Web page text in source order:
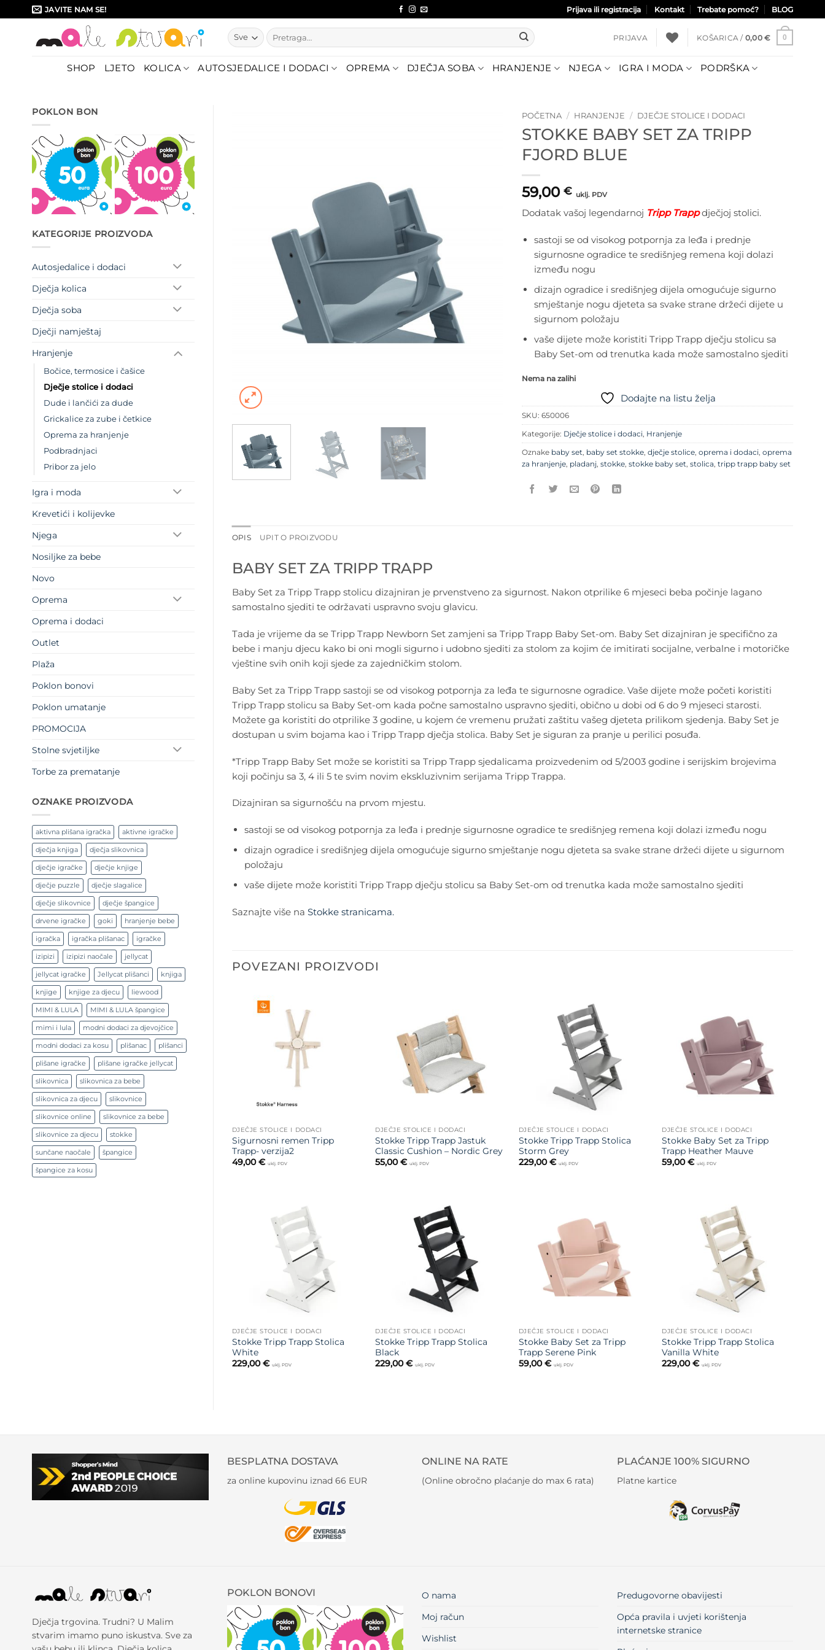
to
JAVITE NAM SE! Prijava ili registracija Kontakt Trebate pomoć? BLOG
Pretraži:
PRIJAVA KOŠARICA / 0,00 € 0
SHOP LJETO KOLICA AUTOSJEDALICE I DODACI OPREMA DJEČJA SOBA HRANJENJE NJEGA IGRA I MODA PODRŠKA
POKLON BON
KATEGORIJE PROIZVODA
Autosjedalice i dodaci
Dječja kolica
Dječja soba
Dječji namještaj
Hranjenje
Bočice, termosice i čašice
Dječje stolice i dodaci
Dude i lančići za dude
Grickalice za zube i četkice
Oprema za hranjenje
Podbradnjaci
Pribor za jelo
Igra i moda
Krevetići i kolijevke
Njega
Nosiljke za bebe
Novo
Oprema
Oprema i dodaci
Outlet
Plaža
Poklon bonovi
Poklon umatanje
PROMOCIJA
Stolne svjetiljke
Torbe za prematanje
OZNAKE PROIZVODA
aktivna plišana igračka aktivne igračke
dječja knjiga dječja slikovnica
dječje igračke dječje knjige
dječje puzzle dječje slagalice
dječje slikovnice dječje špangice
drvene igračke goki hranjenje bebe
igračka igračka plišanac igračke
izipizi izipizi naočale jellycat
jellycat igračke Jellycat plišanci knjiga
knjige knjige za djecu liewood
MIMI & LULA MIMI & LULA špangice
mimi i lula modni dodaci za djevojčice
modni dodaci za kosu plišanac plišanci
plišane igračke plišane igračke jellycat
slikovnica slikovnica za bebe
slikovnica za djecu slikovnice
slikovnice online slikovnice za bebe
slikovnice za djecu stokke
sunčane naočale špangice
špangice za kosu
POČETNA / HRANJENJE / DJEČJE STOLICE I DODACI
STOKKE BABY SET ZA TRIPP
FJORD BLUE
59,00 € uklj. PDV
Dodatak vašoj legendarnoj Tripp Trappdječjoj stolici.
sastoji se od visokog potpornja za leđa i prednje
sigurnosne ogradice te središnjeg remena koji dolazi
između nogu
dizajn ogradice i središnjeg dijela omogućuje sigurno
smještanje nogu djeteta sa svake strane držeći dijete u
sigurnom položaju
vaše dijete može koristiti Tripp Trapp dječju stolicu sa
Baby Set-om od trenutka kada može samostalno sjediti
Nema na zalihi
Dodajte na listu želja
SKU: 650006
Kategorije: Dječje stolice i dodaci, Hranjenje
Oznake baby set, baby set stokke, dječje stolice, oprema i dodaci, oprema
za hranjenje, pladanj, stokke, stokke baby set, stolica, tripp trapp baby set
OPIS UPIT O PROIZVODU
BABY SET ZA TRIPP TRAPP
Baby Set za Tripp Trapp stolicu dizajniran je prvenstveno za sigurnost. Nakon otprilike 6 mjeseci beba počinje lagano
samostalno sjediti te održavati uspravno svoju glavicu.
Tada je vrijeme da se Tripp Trapp Newborn Set zamjeni sa Tripp Trapp Baby Set-om. Baby Set dizajniran je specifično za
bebe i manju djecu kako bi oni mogli sigurno i udobno sjediti za stolom za kojim će imitirati socijalne, verbalne i motoričke
vještine svih onih koji sjede za zajedničkim stolom.
Baby Set za Tripp Trapp sastoji se od visokog potpornja za leđa te sigurnosne ogradice. Vaše dijete može početi koristiti
Tripp Trapp stolicu sa Baby Set-om kada počne samostalno uspravno sjediti, obično u dobi od 6 do 9 mjeseci starosti.
Možete ga koristiti do otprilike 3 godine, u kojem će vremenu pružati zaštitu vašeg djeteta prilikom sjedenja. Baby Set je
dostupan u svim bojama kao i Tripp Trapp dječja stolica. Baby Set je siguran za pranje u perilici posuđa.
*Tripp Trapp Baby Set može se koristiti sa Tripp Trapp sjedalicama proizvedenim od 5/2003 godine i serijskim brojevima
koji počinju sa 3, 4 ili 5 te svim novim ekskluzivnim serijama Tripp Trappa.
Dizajniran sa sigurnošću na prvom mjestu.
sastoji se od visokog potpornja za leđa i prednje sigurnosne ogradice te središnjeg remena koji dolazi između nogu
dizajn ogradice i središnjeg dijela omogućuje sigurno smještanje nogu djeteta sa svake strane držeći dijete u sigurnom
položaju
vaše dijete može koristiti Tripp Trapp dječju stolicu sa Baby Set-om od trenutka kada može samostalno sjediti
Saznajte više na Stokke stranicama.
POVEZANI PROIZVODI
DJEČJE STOLICE I DODACI
Sigurnosni remen Tripp
Trapp- verzija2
49,00€ uklj. PDV
DJEČJE STOLICE I DODACI
Stokke Tripp Trapp Jastuk
Classic Cushion – Nordic Grey
55,00€ uklj. PDV
DJEČJE STOLICE I DODACI
Stokke Tripp Trapp Stolica
Storm Grey
229,00€ uklj. PDV
DJEČJE STOLICE I DODACI
Stokke Baby Set za Tripp
Trapp Heather Mauve
59,00€ uklj. PDV
DJEČJE STOLICE I DODACI
Stokke Tripp Trapp Stolica
White
229,00€ uklj. PDV
DJEČJE STOLICE I DODACI
Stokke Tripp Trapp Stolica
Black
229,00€ uklj. PDV
DJEČJE STOLICE I DODACI
Stokke Baby Set za Tripp
Trapp Serene Pink
59,00€ uklj. PDV
DJEČJE STOLICE I DODACI
Stokke Tripp Trapp Stolica
Vanilla White
229,00€ uklj. PDV
BESPLATNA DOSTAVA
za online kupovinu iznad 66 EUR
ONLINE NA RATE
(Online obročno plaćanje do max 6 rata)
PLAĆANJE 100% SIGURNO
Platne kartice
Dječja trgovina. Trudni? U Malim
stvarim imamo puno iskustva. Sve za
POKLON BONOVI
O nama
Moj račun
Wishlist
Predugovorne obavijesti
Opća pravila i uvjeti korištenja
internetske stranice